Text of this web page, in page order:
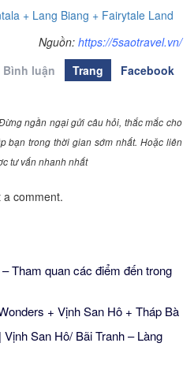
+ Lang Biang + Fairytale Land
Nguồn: https://5saotravel.vn/
Bình luận
Trang Facebook
ngần ngại gửi câu hỏi, thắc mắc cho
bạn trong thời gian sớm nhất. Hoặc liên
tư vấn nhanh nhất
a comment.
Tham quan các điểm đến trong
+ Vịnh San Hô + Tháp Bà
San Hô/ Bãi Tranh – Làng